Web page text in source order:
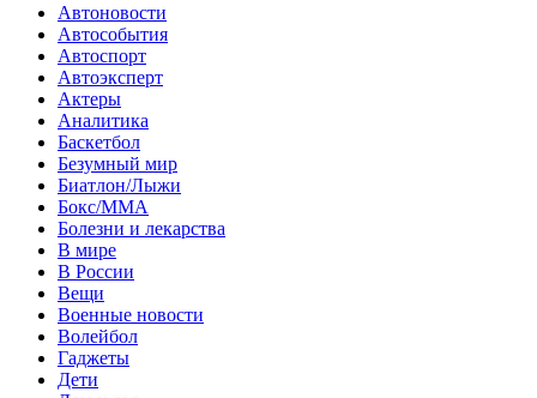
Автоновости
Автособытия
Автоспорт
Автоэксперт
Актеры
Аналитика
Баскетбол
Безумный мир
Биатлон/Лыжи
Бокс/MMA
Болезни и лекарства
В мире
В России
Вещи
Военные новости
Волейбол
Гаджеты
Дети